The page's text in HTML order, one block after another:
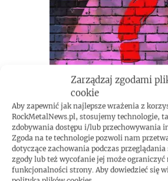
Zarządzaj zgodami
cookie
Aby zapewnić jak najlepsze wrażenia z
RockMetalNews.pl, stosujemy technologie,
zdobywania dostępu i/lub przechowywania
Zgoda na te technologie pozwoli nam
dotyczące zachowania podczas
zgody lub też wycofanie jej może ograniczyć
funkcjonalności strony. Aby dowiedzieć się